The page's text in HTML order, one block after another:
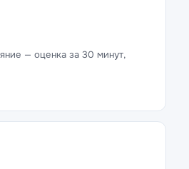
— оценка за 30 минут,